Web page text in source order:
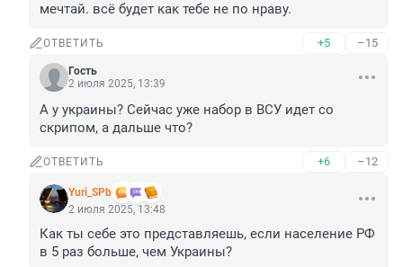
мечтай. всё будет как тебе не по нраву.
ОТВЕТИТЬ +5 –15
Гость
2 июля 2025, 13:39
А у украины? Сейчас уже набор в ВСУ идет со
скрипом, а дальше что?
ОТВЕТИТЬ +6 –12
Yuri_SPb
2 июля 2025, 13:48
Как ты себе это представляешь, если население РФ
в 5 раз больше, чем Украины?